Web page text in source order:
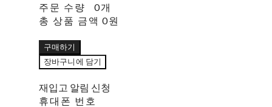
주문 수량
0개
총 상품 금액 0원
구매하기
장바구니에 담기
재입고 알림 신청
휴대폰 번호